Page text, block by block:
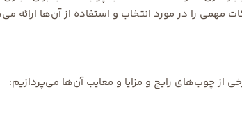
مهمی را در مورد انتخاب و استفاده از آن‌ها ارائه
از چوب‌های رایج و مزایا و معایب آن‌ها می‌پردازیم: